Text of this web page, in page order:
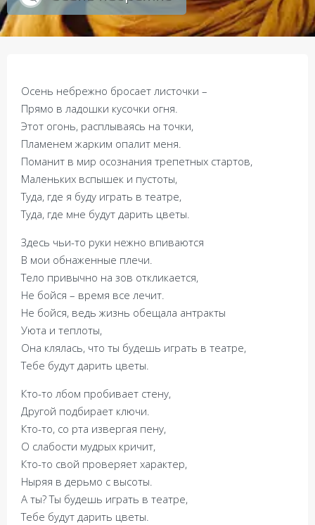
Осень небрежно бросает листочки –
Прямо в ладошки кусочки огня.
Этот огонь, расплываясь на точки,
Пламенем жарким опалит меня.
Поманит в мир осознания трепетных стартов,
Маленьких вспышек и пустоты,
Туда, где я буду играть в театре,
Туда, где мне будут дарить цветы.
Здесь чьи-то руки нежно впиваются
В мои обнаженные плечи.
Тело привычно на зов откликается,
Не бойся – время все лечит.
Не бойся, ведь жизнь обещала антракты
Уюта и теплоты,
Она клялась, что ты будешь играть в театре,
Тебе будут дарить цветы.
Кто-то лбом пробивает стену,
Другой подбирает ключи.
Кто-то, со рта извергая пену,
О слабости мудрых кричит,
Кто-то свой проверяет характер,
Ныряя в дерьмо с высоты.
А ты? Ты будешь играть в театре,
Тебе будут дарить цветы.